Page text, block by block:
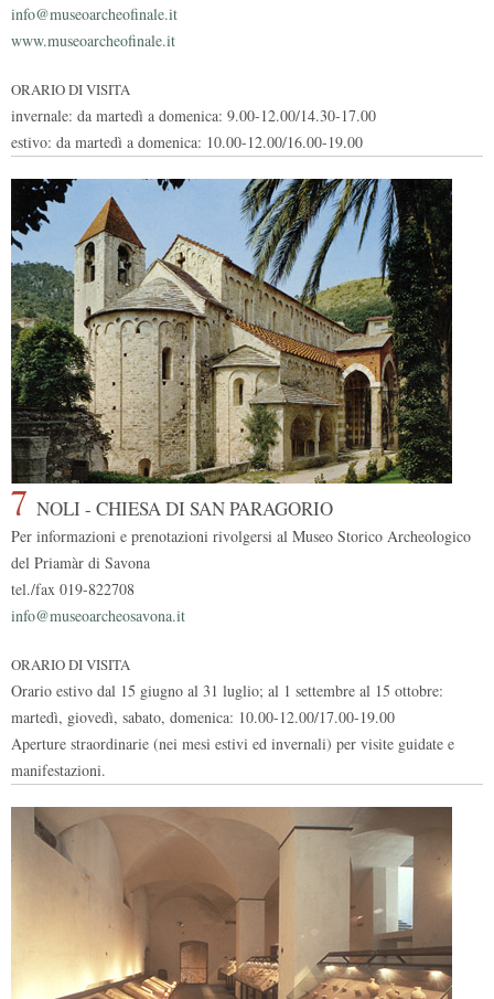
info@museoarcheofinale.it
www.museoarcheofinale.it
ORARIO DI VISITA
invernale: da martedì a domenica: 9.00-12.00/14.30-17.00
estivo: da martedì a domenica: 10.00-12.00/16.00-19.00
7 NOLI - CHIESA DI SAN PARAGORIO
Per informazioni e prenotazioni rivolgersi al Museo Storico Archeologico
del Priamàr di Savona
tel./fax 019-822708
info@museoarcheosavona.it
ORARIO DI VISITA
Orario estivo dal 15 giugno al 31 luglio; al 1 settembre al 15 ottobre:
martedì, giovedì, sabato, domenica: 10.00-12.00/17.00-19.00
Aperture straordinarie (nei mesi estivi ed invernali) per visite guidate e
manifestazioni.